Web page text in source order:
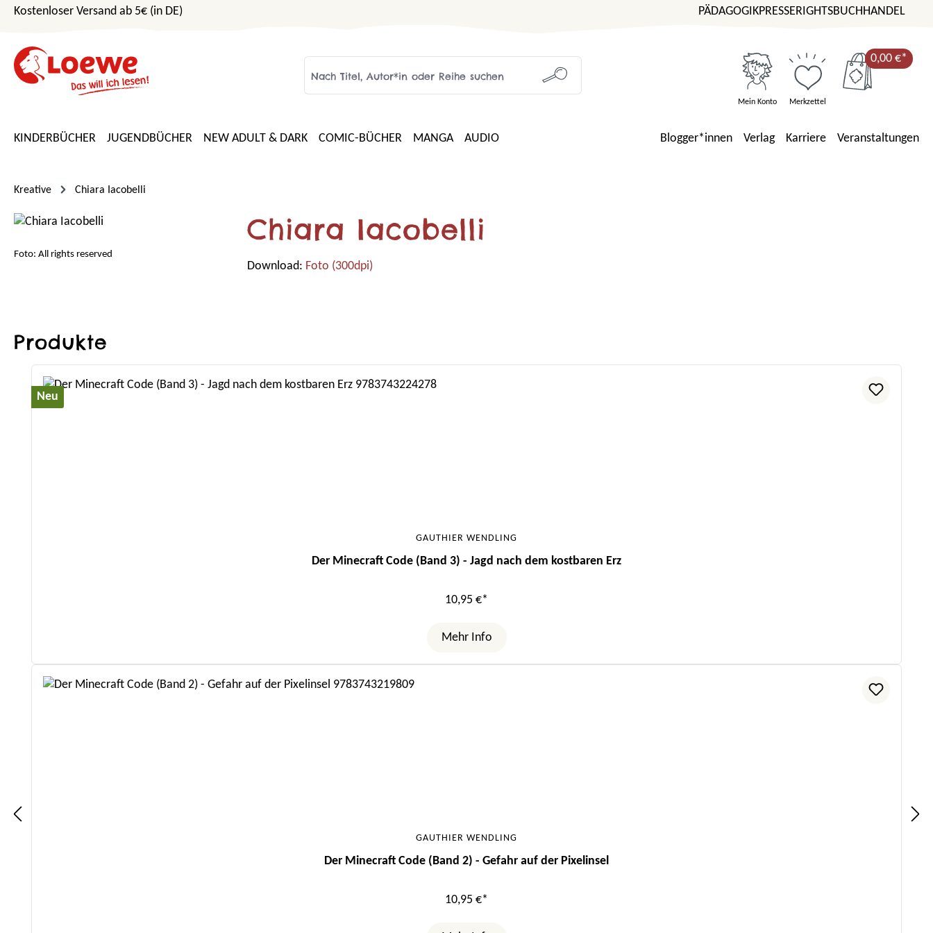
Hauptinhalt springen
Zur Suche springen
Zur Hauptnavigation springen
Kostenloser Versand ab 5€ (in DE) PÄDAGOGIKPRESSERIGHTSBUCHHANDEL
Mein Konto Merkzettel
0,00 €*
KINDERBÜCHER JUGENDBÜCHER NEW ADULT & DARK COMIC-BÜCHER MANGA AUDIO Blogger*innen Verlag Karriere Veranstaltungen
Kreative Chiara Iacobelli
Foto: All rights reserved
Chiara Iacobelli
Download: Foto (300dpi)
Produkte
Neu
GAUTHIER WENDLING
Der Minecraft Code (Band 3) - Jagd nach dem kostbaren Erz
10,95 €*
Mehr Info
GAUTHIER WENDLING
Der Minecraft Code (Band 2) - Gefahr auf der Pixelinsel
10,95 €*